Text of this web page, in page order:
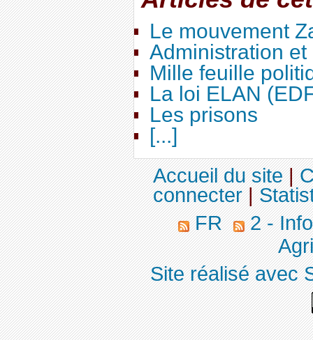
Le mouvement
Administration
Mille feuille
La loi ELAN
Les prisons
[...]
Accueil du site|
connecter|
FR
2 -
Site réalisé avec